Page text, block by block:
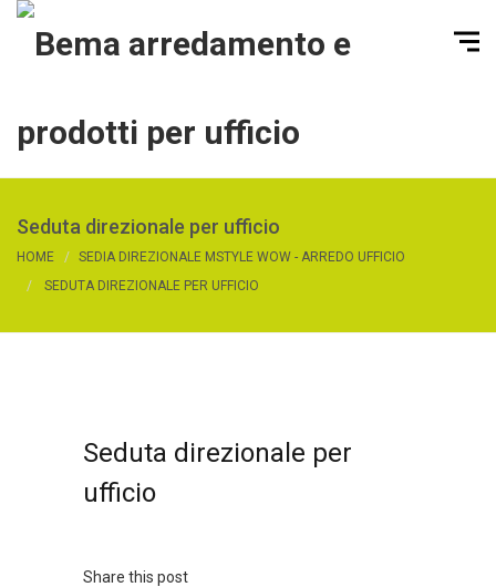
Seduta direzionale per ufficio
HOME
SEDIA DIREZIONALE MSTYLE WOW - ARREDO UFFICIO
SEDUTA DIREZIONALE PER UFFICIO
Seduta direzionale per
ufficio
Share this post